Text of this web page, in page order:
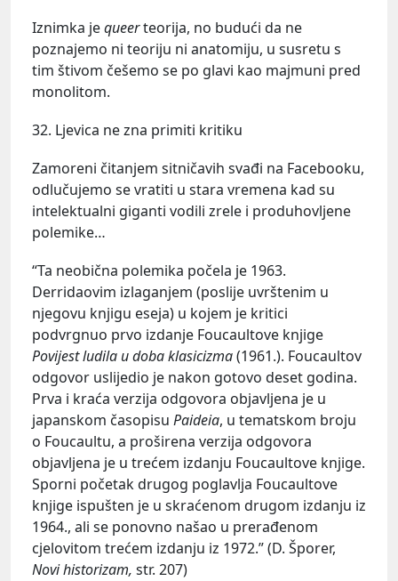
Iznimka jequeerteorija, no budući da ne
poznajemo ni teoriju ni anatomiju, u susretu s
tim štivom češemo se po glavi kao majmuni pred
monolitom.
32. Ljevica ne zna primiti kritiku
Zamoreni čitanjem sitničavih svađi na Facebooku,
odlučujemo se vratiti u stara vremena kad su
intelektualni giganti vodili zrele i produhovljene
polemike…
“Ta neobična polemika počela je 1963.
Derridaovim izlaganjem (poslije uvrštenim u
njegovu knjigu eseja) u kojem je kritici
podvrgnuo prvo izdanje Foucaultove knjige
Povijest ludila u doba klasicizma(1961.). Foucaultov
odgovor uslijedio je nakon gotovo deset godina.
Prva i kraća verzija odgovora objavljena je u
japanskom časopisu Paideia, u tematskom broju
o Foucaultu, a proširena verzija odgovora
objavljena je u trećem izdanju Foucaultove knjige.
Sporni početak drugog poglavlja Foucaultove
knjige ispušten je u skraćenom drugom izdanju iz
1964., ali se ponovno našao u prerađenom
cjelovitom trećem izdanju iz 1972.” (D. Šporer,
Novi historizam, str. 207)